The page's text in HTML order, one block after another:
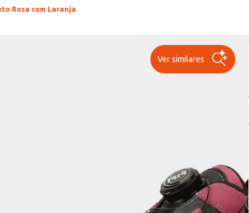
Rosa com Laranja
Ver similares